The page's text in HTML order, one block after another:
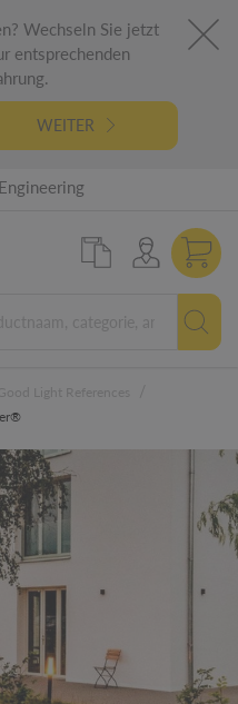
Wechseln Sie jetzt
entsprechenden
WEITER
leverbaar
garantie